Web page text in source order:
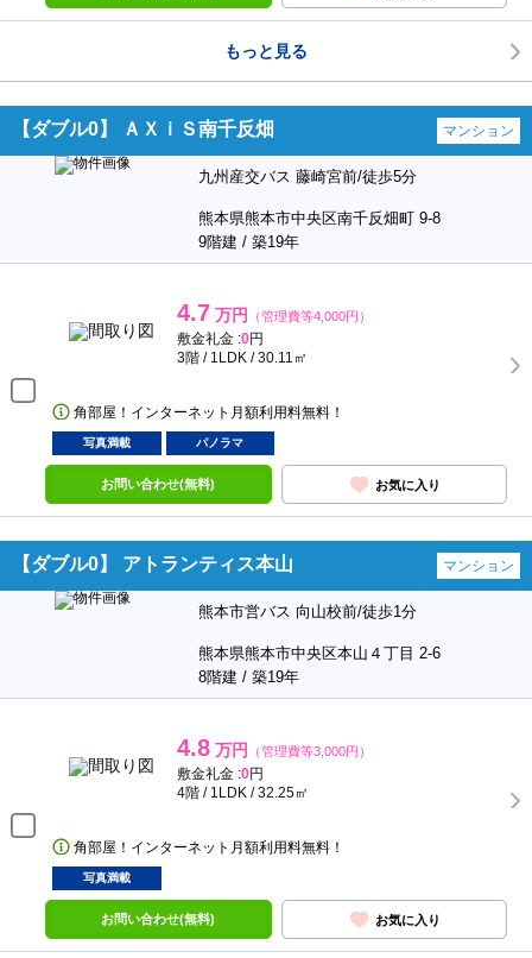
もっと見る
【ダブル0】 ＡＸｉＳ南千反畑 マンション
九州産交バス 藤崎宮前/徒歩5分
熊本県熊本市中央区南千反畑町 9-8
9階建 / 築19年
4.7 万円 （管理費等4,000円）
敷金礼金 :0円
3階 / 1LDK / 30.11㎡
角部屋！インターネット月額利用料無料！
写真満載 パノラマ
お問い合わせ(無料) お気に入り
【ダブル0】 アトランティス本山 マンション
熊本市営バス 向山校前/徒歩1分
熊本県熊本市中央区本山４丁目 2-6
8階建 / 築19年
4.8 万円 （管理費等3,000円）
敷金礼金 :0円
4階 / 1LDK / 32.25㎡
角部屋！インターネット月額利用料無料！
写真満載
お問い合わせ(無料) お気に入り